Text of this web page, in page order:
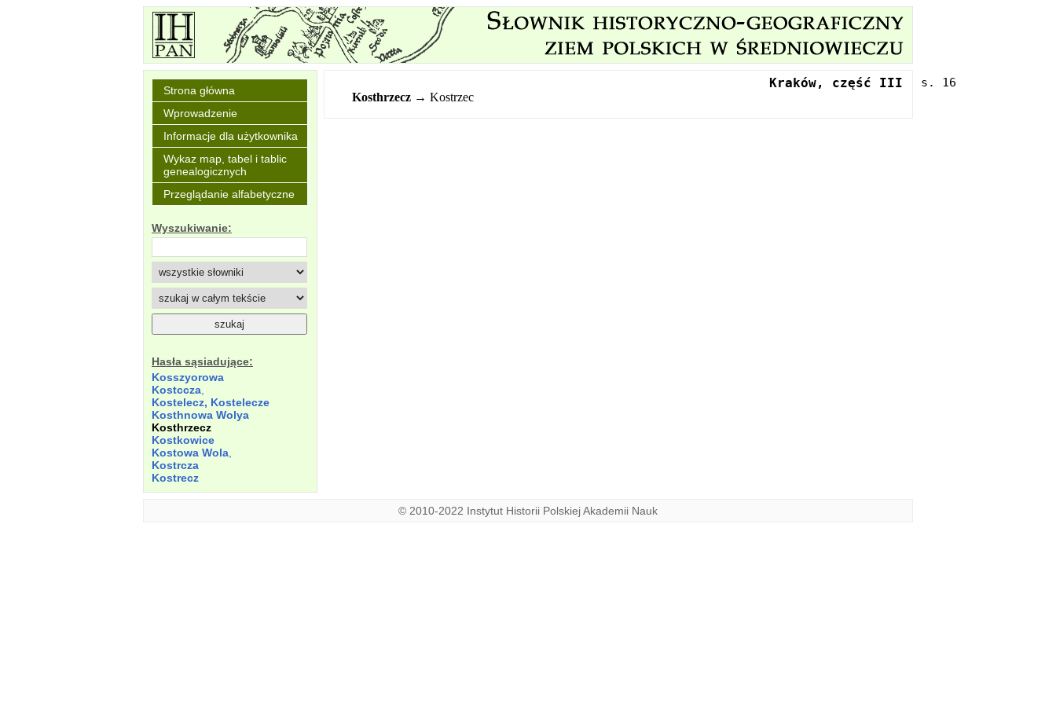
Strona główna
Wprowadzenie
Informacje dla użytkownika
Wykaz map, tabel i tablic
genealogicznych
Przeglądanie alfabetyczne
Wyszukiwanie:
Hasła sąsiadujące:
Kosszyorowa
Kostccza
Kostelecz, Kostelecze
Kosthnowa Wolya
Kosthrzecz
Kostkowice
Kostowa Wola
Kostrcza
Kostrecz
Kraków, część III
Kosthrzecz → Kostrzec
© 2010-2022 Instytut Historii Polskiej Akademii Nauk